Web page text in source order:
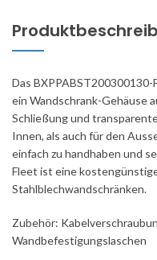
Das BXPPABST200300130-
ein Wandschrank-Gehäuse
Schließung und
Innen, als auch für den
einfach zu handhaben und
Fleet ist eine
Stahlblechwandschränken.
Zubehör:
Wandbefestigungslaschen